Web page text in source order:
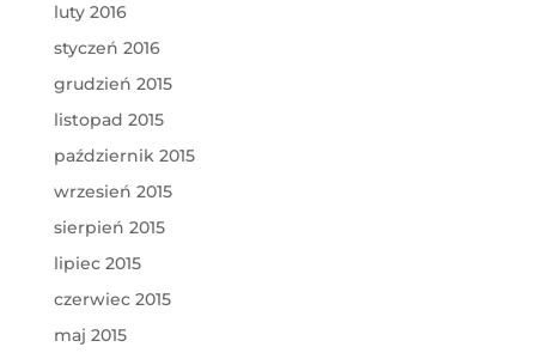
luty 2016
styczeń 2016
grudzień 2015
listopad 2015
październik 2015
wrzesień 2015
sierpień 2015
lipiec 2015
czerwiec 2015
maj 2015